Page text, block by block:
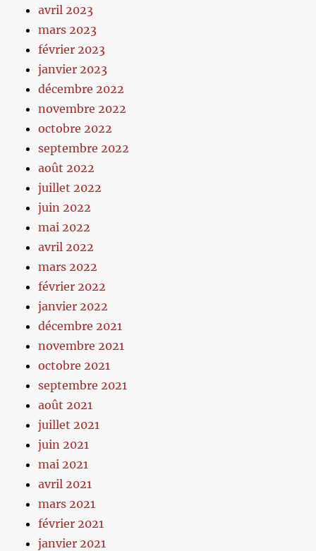
avril 2023
mars 2023
février 2023
janvier 2023
décembre 2022
novembre 2022
octobre 2022
septembre 2022
août 2022
juillet 2022
juin 2022
mai 2022
avril 2022
mars 2022
février 2022
janvier 2022
décembre 2021
novembre 2021
octobre 2021
septembre 2021
août 2021
juillet 2021
juin 2021
mai 2021
avril 2021
mars 2021
février 2021
janvier 2021